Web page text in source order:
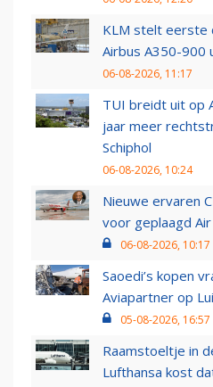
KLM stelt eerste
Airbus A350-900
06-08-2026, 11:17
TUI breidt uit op
jaar meer
Schiphol
06-08-2026, 10:24
Nieuwe ervaren
voor geplaagd
06-08-2026, 10:17
Saoedi’s kopen
Aviapartner op
05-08-2026, 16:57
Raamstoeltje in
Lufthansa kost